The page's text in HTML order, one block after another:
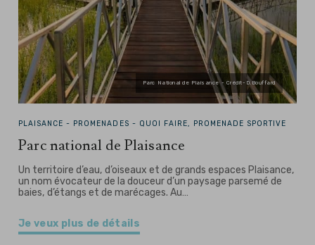
Parc National de Plaisance - Crédit-D.Bouffard
PLAISANCE - PROMENADES - QUOI FAIRE, PROMENADE SPORTIVE
Parc national de Plaisance
Un territoire d’eau, d’oiseaux et de grands espaces Plaisance,
un nom évocateur de la douceur d’un paysage parsemé de
baies, d’étangs et de marécages. Au…
Je veux plus de détails